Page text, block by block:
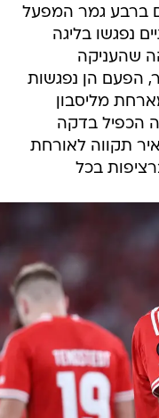
ברבע גמר המפעל
נפגשו בליגה
שהעניקה
הפעם הן נפגשות
מליסבון
די מריה הכפיל בדקה
תקווה לאורחת
בכל